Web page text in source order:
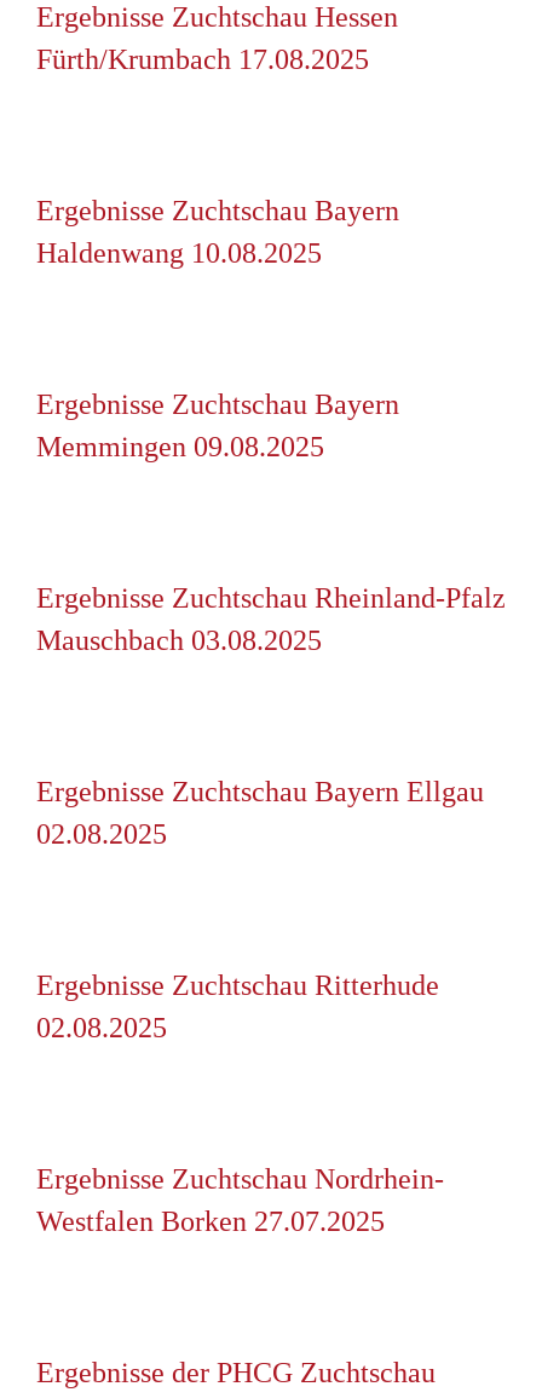
Ergebnisse Zuchtschau Hessen
Fürth/Krumbach 17.08.2025
Ergebnisse Zuchtschau Bayern
Haldenwang 10.08.2025
Ergebnisse Zuchtschau Bayern
Memmingen 09.08.2025
Ergebnisse Zuchtschau Rheinland-Pfalz
Mauschbach 03.08.2025
Ergebnisse Zuchtschau Bayern Ellgau
02.08.2025
Ergebnisse Zuchtschau Ritterhude
02.08.2025
Ergebnisse Zuchtschau Nordrhein-
Westfalen Borken 27.07.2025
Ergebnisse der PHCG Zuchtschau